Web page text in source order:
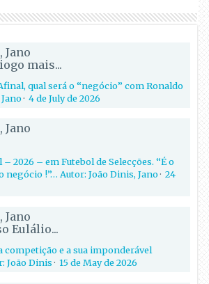
Jano
mais...
qual será o “negócio” com Ronaldo
·4 de July de 2026
Jano
2026 – em Futebol de Selecções. “É o
negócio !”… Autor: João Dinis, Jano·24
Jano
Eulálio...
competição e a sua imponderável
João Dinis·15 de May de 2026